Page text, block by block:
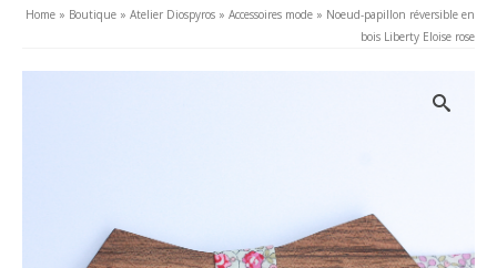
Home » Boutique » Atelier Diospyros » Accessoires mode » Noeud-papillon réversible en
bois Liberty Eloise rose